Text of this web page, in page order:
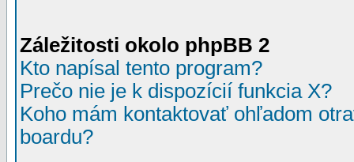
Záležitosti okolo phpBB 2
Kto napísal tento program?
Prečo nie je k dispozícií funkcia X?
Koho mám kontaktovať ohľadom
boardu?